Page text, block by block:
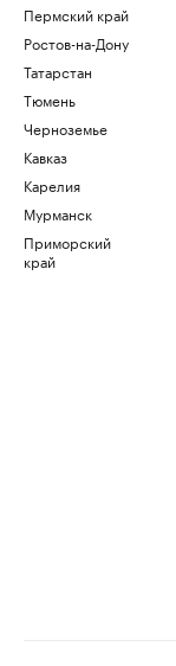
Пермский край
Ростов-на-Дону
Татарстан
Тюмень
Черноземье
Кавказ
Карелия
Мурманск
Приморский
край